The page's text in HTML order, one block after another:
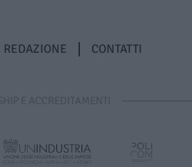
REDAZIONE CONTATTI
E ACCREDITAMENTI